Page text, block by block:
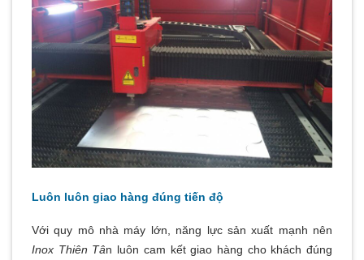
Luôn luôn giao hàng đúng tiến độ
Với quy mô nhà máy lớn, năng lực sản xuất mạnh nên
Inox Thiên Tân luôn cam kết giao hàng cho khách đúng